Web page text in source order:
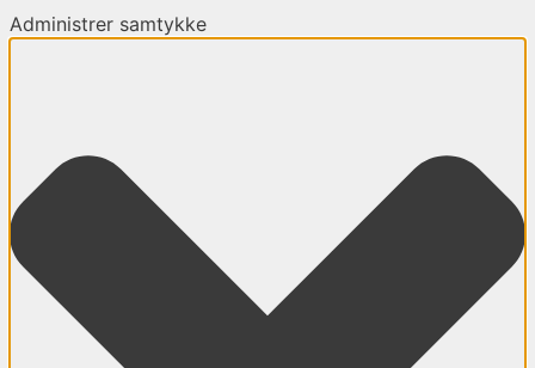
Administrer samtykke